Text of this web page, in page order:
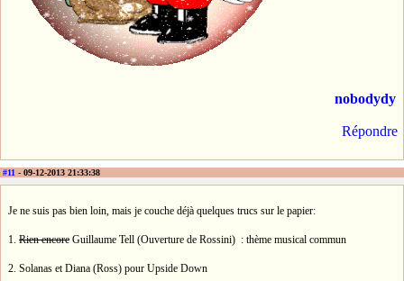
nobodydy
Répondre
#11 - 09-12-2013 21:33:38
Je ne suis pas bien loin, mais je couche déjà quelques trucs sur le papier:
1. Rien encore Guillaume Tell (Ouverture de Rossini) : thème musical commun
2. Solanas et Diana (Ross) pour Upside Down